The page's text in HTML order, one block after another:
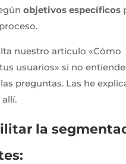
objetivos específicos
nuestro artículo «Cómo
usuarios» si no
preguntas. Las he
la